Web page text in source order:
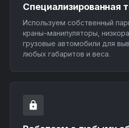
Специализированная
Используем собственный
краны-манипуляторы,
грузовые автомобили для
любых габаритов и веса.